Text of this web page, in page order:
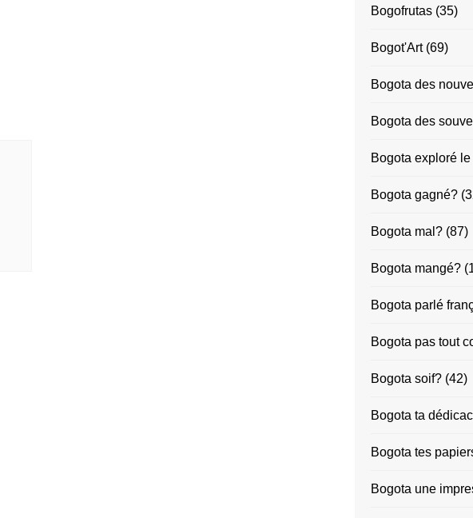
Bogofrutas(35)
Bogot'Art(69)
Bogota des
Bogota des
Bogota exploré
Bogota gagné?
Bogota mal?(87)
Bogota mangé?
Bogota parlé
Bogota pas tout
Bogota soif?(42)
Bogota ta
Bogota tes
Bogota une